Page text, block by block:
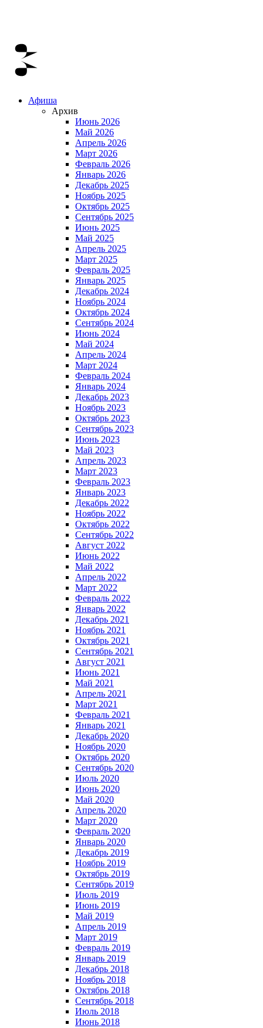
Афиша
Архив
Июнь 2026
Май 2026
Апрель 2026
Март 2026
Февраль 2026
Январь 2026
Декабрь 2025
Ноябрь 2025
Октябрь 2025
Сентябрь 2025
Июнь 2025
Май 2025
Апрель 2025
Март 2025
Февраль 2025
Январь 2025
Декабрь 2024
Ноябрь 2024
Октябрь 2024
Сентябрь 2024
Июнь 2024
Май 2024
Апрель 2024
Март 2024
Февраль 2024
Январь 2024
Декабрь 2023
Ноябрь 2023
Октябрь 2023
Сентябрь 2023
Июнь 2023
Май 2023
Апрель 2023
Март 2023
Февраль 2023
Январь 2023
Декабрь 2022
Ноябрь 2022
Октябрь 2022
Сентябрь 2022
Август 2022
Июнь 2022
Май 2022
Апрель 2022
Март 2022
Февраль 2022
Январь 2022
Декабрь 2021
Ноябрь 2021
Октябрь 2021
Сентябрь 2021
Август 2021
Июнь 2021
Май 2021
Апрель 2021
Март 2021
Февраль 2021
Январь 2021
Декабрь 2020
Ноябрь 2020
Октябрь 2020
Сентябрь 2020
Июль 2020
Июнь 2020
Май 2020
Апрель 2020
Март 2020
Февраль 2020
Январь 2020
Декабрь 2019
Ноябрь 2019
Октябрь 2019
Сентябрь 2019
Июль 2019
Июнь 2019
Май 2019
Апрель 2019
Март 2019
Февраль 2019
Январь 2019
Декабрь 2018
Ноябрь 2018
Октябрь 2018
Сентябрь 2018
Июль 2018
Июнь 2018